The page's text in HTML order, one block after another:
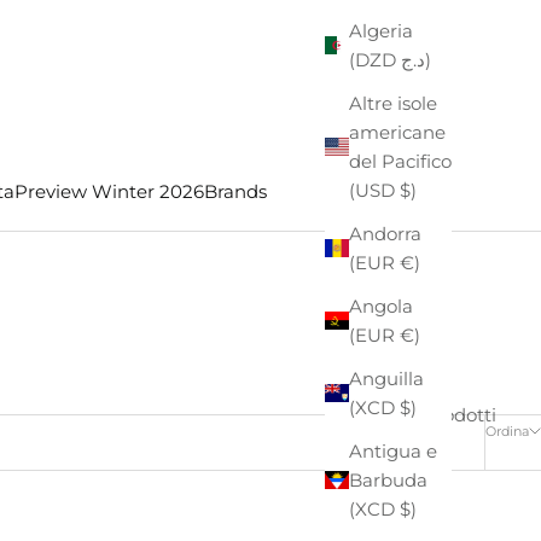
Preview Winter 2026Brands
Algeria
(DZD د.ج)
Altre isole
americane
del Pacifico
(USD $)
Andorra
(EUR €)
Angola
(EUR €)
Anguilla
(XCD $)
Antigua e
Barbuda
(XCD $)
Ordina
4 prodotti